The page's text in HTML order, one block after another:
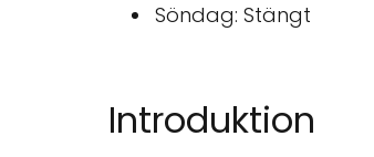
Söndag: Stängt
Introduktion